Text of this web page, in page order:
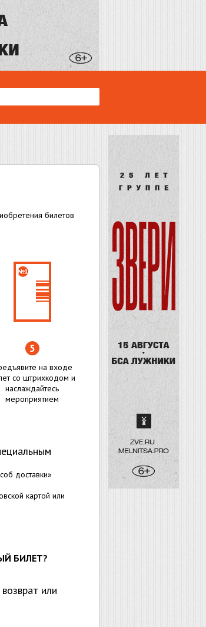
билетов
на входе
со штрихкодом и
наслаждайтесь
мероприятием
доставки»
картой или
БИЛЕТ?
или